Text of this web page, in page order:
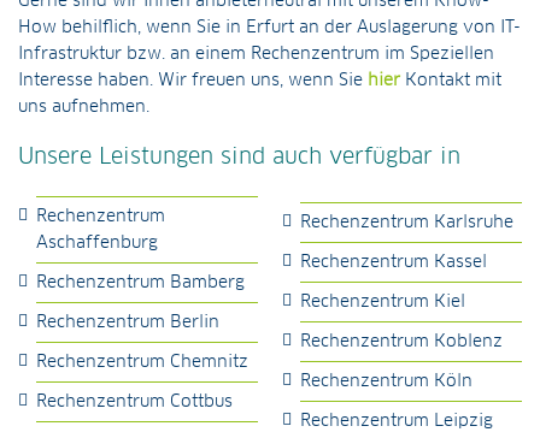
How behilflich, wenn Sie in Erfurt an der Auslagerung von IT-
Infrastruktur bzw. an einem Rechenzentrum im Speziellen
Interesse haben. Wir freuen uns, wenn Sie hier Kontakt mit
uns aufnehmen.
Unsere Leistungen sind auch verfügbar in
Rechenzentrum
Aschaffenburg
Rechenzentrum Bamberg
Rechenzentrum Berlin
Rechenzentrum Chemnitz
Rechenzentrum Cottbus
Rechenzentrum Karlsruhe
Rechenzentrum Kassel
Rechenzentrum Kiel
Rechenzentrum Koblenz
Rechenzentrum Köln
Rechenzentrum Leipzig